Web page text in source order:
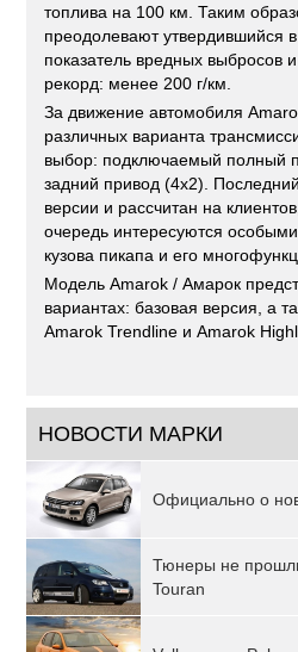
топлива на 100 км. Таким
преодолевают утвердившийся
показатель вредных выбросов
рекорд: менее 200 г/км.
За движение автомобиля
различных варианта
выбор: подключаемый полный
задний привод (4x2).
версии и рассчитан на
очередь интересуются
кузова пикапа и его
Модель Amarok / Амарок
вариантах: базовая версия, а
Amarok Trendline и Amarok
НОВОСТИ МАРКИ
Официально о
Тюнеры не
Touran